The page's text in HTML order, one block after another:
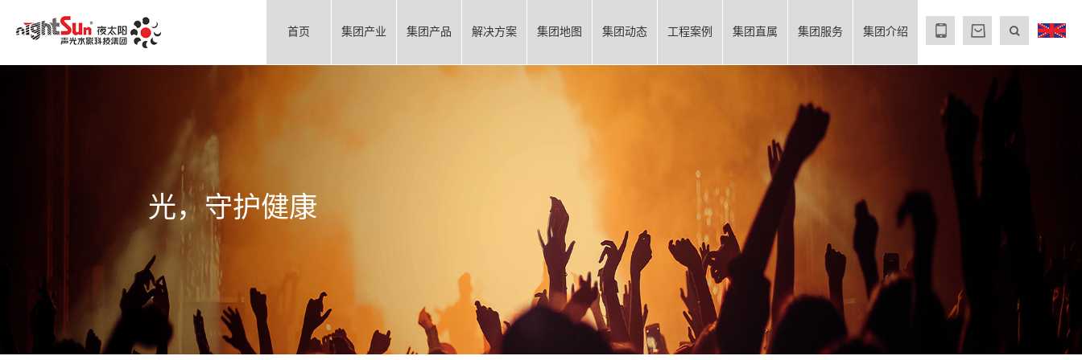
首页 集团产业 集团产品 解决方案 集团地图 集团动态 工程案例 集团直属 集团服务 集团介绍
光，守护健康